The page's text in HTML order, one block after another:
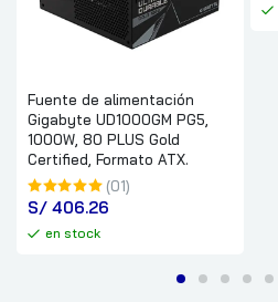
Fuente de alimentación
Gigabyte UD1000GM PG5,
1000W, 80 PLUS Gold
Certified, Formato ATX.
(01)
S/ 406.26
en stock